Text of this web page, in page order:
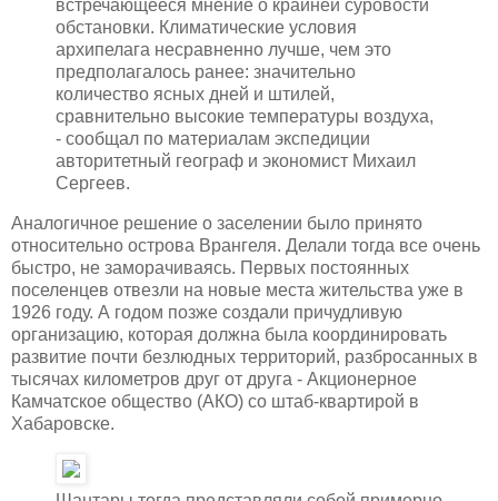
встречающееся мнение о крайней суровости
обстановки. Климатические условия
архипелага несравненно лучше, чем это
предполагалось ранее: значительно
количество ясных дней и штилей,
сравнительно высокие температуры воздуха,
- сообщал по материалам экспедиции
авторитетный географ и экономист Михаил
Сергеев.
Аналогичное решение о заселении было принято
относительно острова Врангеля. Делали тогда все очень
быстро, не заморачиваясь. Первых постоянных
поселенцев отвезли на новые места жительства уже в
1926 году. А годом позже создали причудливую
организацию, которая должна была координировать
развитие почти безлюдных территорий, разбросанных в
тысячах километров друг от друга - Акционерное
Камчатское общество (АКО) со штаб-квартирой в
Хабаровске.